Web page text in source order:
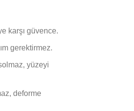
karşı güvence.
gerektirmez.
yüzeyi
deforme